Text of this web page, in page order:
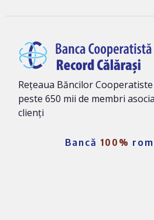
Rețeaua Băncilor
peste 650 mii de membri
clienți
Bancă 100%